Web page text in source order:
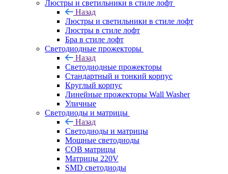
Люстры и светильники в стиле лофт
Назад
Люстры и светильники в стиле лофт
Люстры в стиле лофт
Бра в стиле лофт
Светодиодные прожекторы
Назад
Светодиодные прожекторы
Стандартный и тонкий корпус
Круглый корпус
Линейные прожекторы Wall Washer
Уличные
Светодиоды и матрицы
Назад
Светодиоды и матрицы
Мощные светодиоды
COB матрицы
Матрицы 220V
SMD светодиоды